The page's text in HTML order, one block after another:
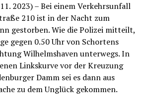
2023) – Bei einem Verkehrsunfall
210 ist in der Nacht zum
gestorben. Wie die Polizei mitteilt,
gegen 0.50 Uhr von Schortens
Wilhelmshaven unterwegs. In
Linkskurve vor der Kreuzung
Damm sei es dann aus
zu dem Unglück gekommen.